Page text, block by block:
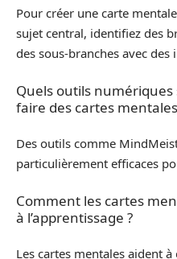
Pour créer une carte
sujet central, identifiez des
des sous-branches avec
Quels outils
faire des cartes
Des outils comme
particulièrement efficaces
Comment les cartes
à l’apprentissage ?
Les cartes mentales aident